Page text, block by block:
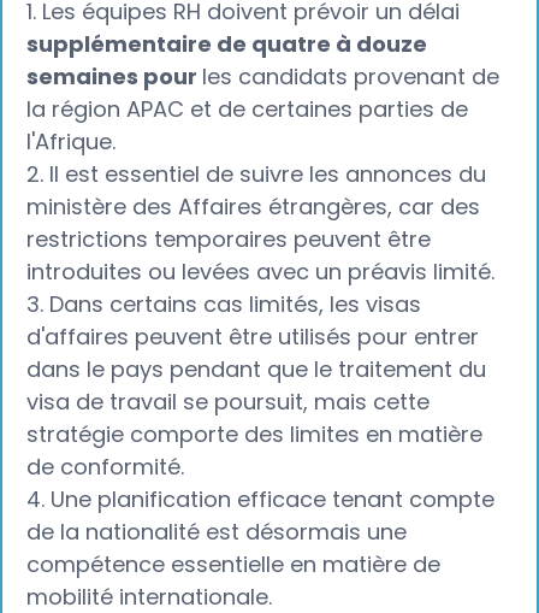
1. Les équipes RH doivent prévoir un délai
supplémentaire de quatre à douze
semaines pour les candidats provenant de
la région APAC et de certaines parties de
l'Afrique.
2. Il est essentiel de suivre les annonces du
ministère des Affaires étrangères, car des
restrictions temporaires peuvent être
introduites ou levées avec un préavis limité.
3. Dans certains cas limités, les visas
d'affaires peuvent être utilisés pour entrer
dans le pays pendant que le traitement du
visa de travail se poursuit, mais cette
stratégie comporte des limites en matière
de conformité.
4. Une planification efficace tenant compte
de la nationalité est désormais une
compétence essentielle en matière de
mobilité internationale.